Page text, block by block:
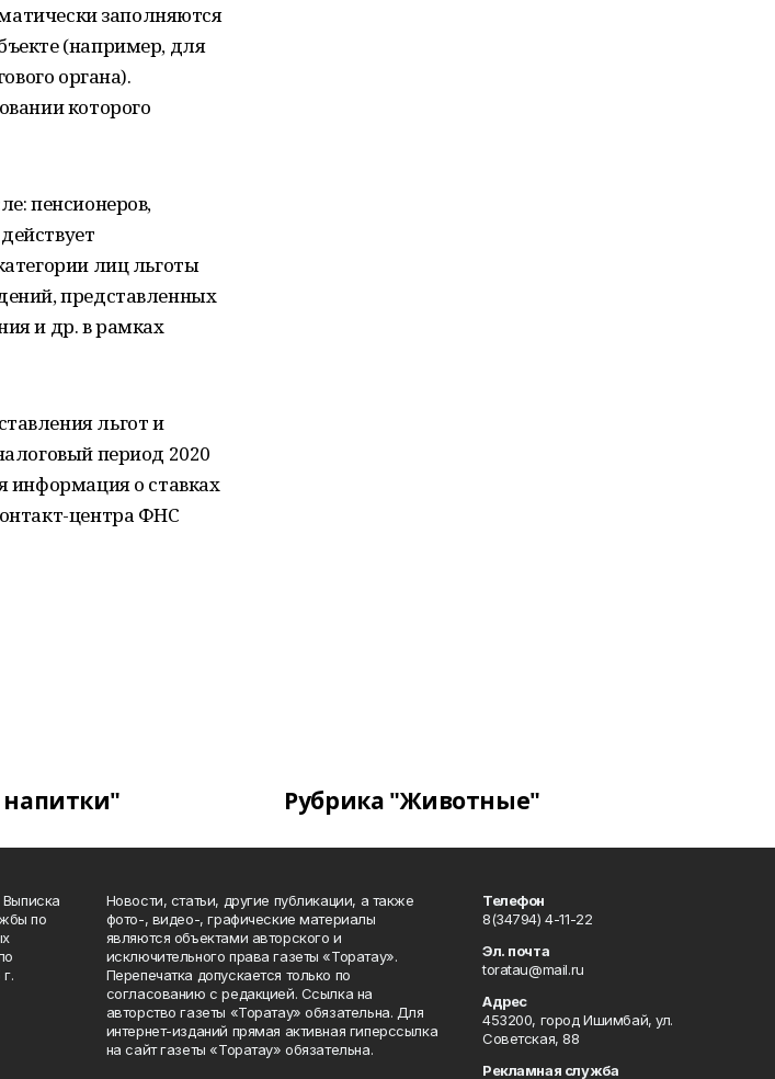
заполняются
(например, для
органа).
которого
пенсионеров,
лиц льготы
представленных
и др. в рамках
льгот и
период 2020
информация о ставках
центра ФНС
напитки" Рубрика "Животные"
по
Новости, статьи, другие публикации, а также
фото-, видео-, графические материалы
являются объектами авторского и
исключительного права газеты «Торатау».
Перепечатка допускается только по
согласованию с редакцией. Ссылка на
авторство газеты «Торатау» обязательна. Для
интернет-изданий прямая активная гиперссылка
на сайт газеты «Торатау» обязательна.
Телефон
8(34794) 4-11-22
Эл. почта
toratau@mail.ru
Адрес
453200, город Ишимбай, ул.
Советская, 88
Рекламная служба